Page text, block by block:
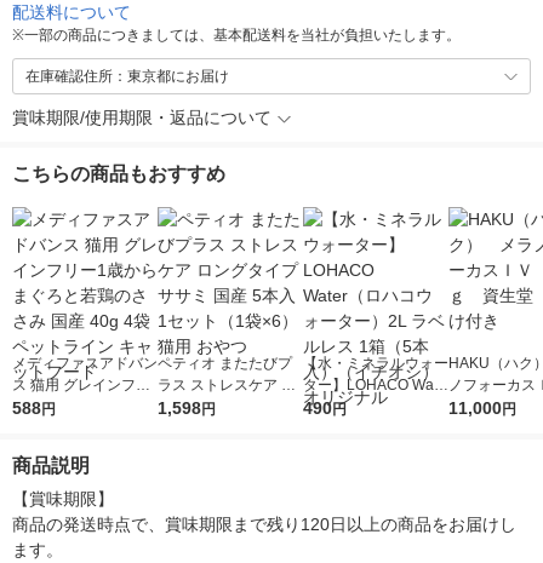
配送料について
※一部の商品につきましては、基本配送料を当社が負担いたします。
在庫確認住所：東京都にお届け
賞味期限/使用期限・返品について
こちらの商品もおすすめ
メディファスアドバン
ス 猫用 グレインフリ
ー1歳から まぐろと若
ャットフード
588円
ペティオ またたびプ
ラス ストレスケア ロ
ングタイプ ササミ 国
1,598円
【水・ミネラルウォー
ター】LOHACO Wate
r（ロハコウォータ
490円
HAKU（ハ
ノフォーカ
5ｇ 資生堂
11,000円
商品説明
【賞味期限】
商品の発送時点で、賞味期限まで残り120日以上の商品をお届けし
ます。